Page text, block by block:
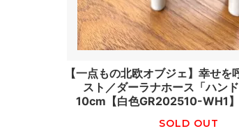
【一点もの北欧オブジェ】幸せを
スト／ダーラナホース「ハンド
10cm【白色GR202510-WH1
SOLD OUT